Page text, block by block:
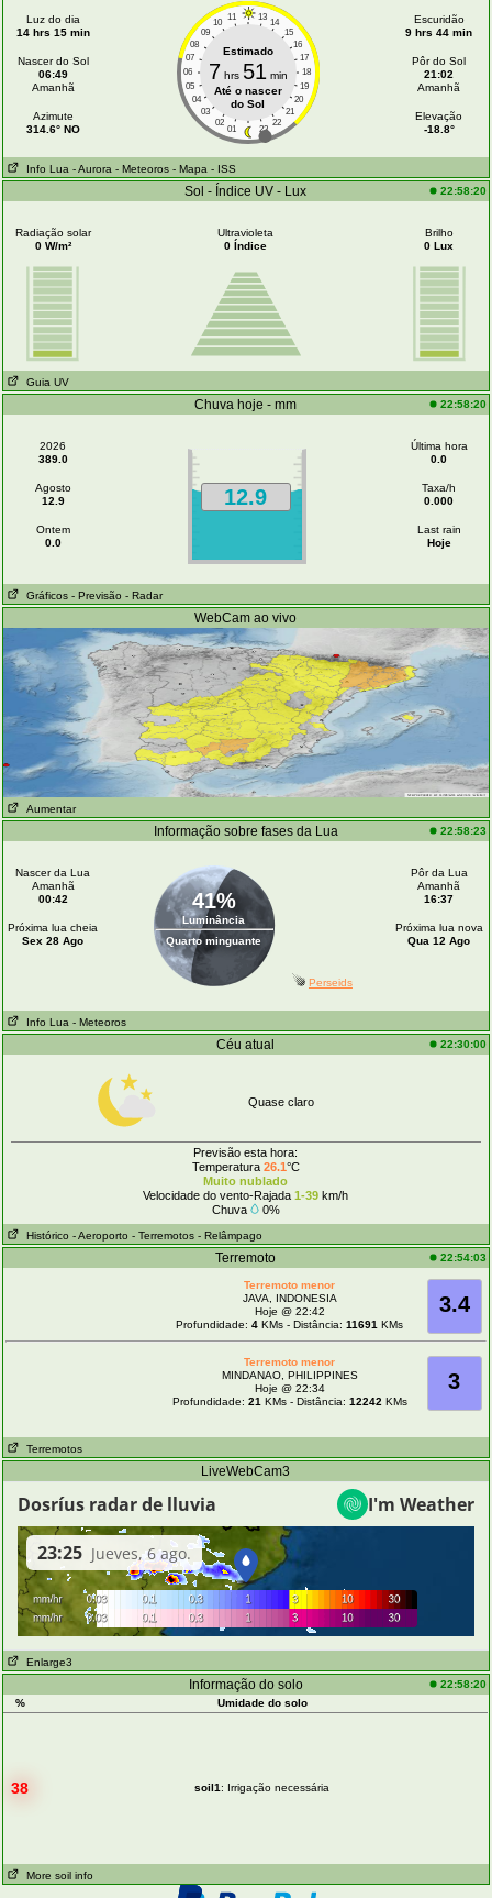
Luz do dia
14 hrs 15 min
Nascer do Sol
06:49
Amanhã
Azimute
314.6° NO
11 13
10
14
09
15
08
16
07
17
06
18
05
19
04
20
03
21
02
22
01 23
Estimado
7 hrs 51 min
Até o nascer
do Sol
Escuridão
9 hrs 44 min
Pôr do Sol
21:02
Amanhã
Elevação
-18.8°
Info Lua - Aurora - Meteoros - Mapa - ISS
Sol - Índice UV - Lux 22:58:20
Radiação solar
0 W/m²
Ultravioleta
0 Índice
Brilho
0 Lux
Guia UV
Chuva hoje - mm 22:58:20
2026
389.0
Agosto
12.9
Ontem
0.0
12.9
Última hora
0.0
Taxa/h
0.000
Last rain
Hoje
Gráficos - Previsão - Radar
WebCam ao vivo
Aumentar
Informação sobre fases da Lua 22:58:23
Nascer da Lua
Amanhã
00:42
Próxima lua cheia
Sex 28 Ago
41%
Luminância
Quarto minguante
Pôr da Lua
Amanhã
16:37
Próxima lua nova
Qua 12 Ago
Perseids
Info Lua - Meteoros
Céu atual 22:30:00
Quase claro
Previsão esta hora:
Temperatura 26.1°C
Muito nublado
Velocidade do vento-Rajada 1-39 km/h
Chuva
0%
Histórico - Aeroporto - Terremotos - Relâmpago
Terremoto 22:54:03
3.4
Terremoto menor
JAVA, INDONESIA
Hoje @ 22:42
Profundidade:4 KMs - Distância:11691 KMs
3
Terremoto menor
MINDANAO, PHILIPPINES
Hoje @ 22:34
Profundidade: 21 KMs - Distância: 12242 KMs
Terremotos
LiveWebCam3
Enlarge3
Informação do solo
22:58:20
%
Umidade do solo
38 soil1 : Irrigação necessária
More soil info